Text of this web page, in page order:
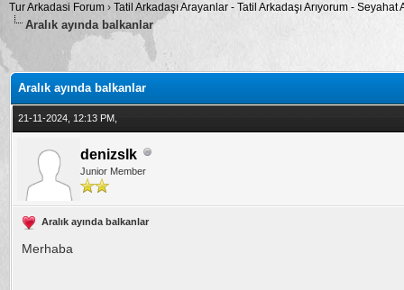
Tur Arkadasi Forum › Tatil Arkadaşı Arayanlar - Tatil Arkadaşı Arıyorum -
Aralık ayında balkanlar
0
Aralık ayında balkanlar
21-11-2024, 12:13 PM,
denizslk
Junior Member
Aralık ayında balkanlar
Merhaba